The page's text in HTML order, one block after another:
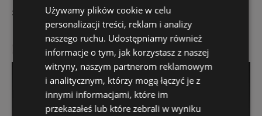
siłowni
Strona www
Używamy plików cookie w celu
personalizacji treści, reklam i analizy
naszego ruchu. Udostępniamy również
informacje o tym, jak korzystasz z naszej
witryny, naszym partnerom reklamowym
i analitycznym, którzy mogą łączyć je z
innymi informacjami, które im
przekazałeś lub które zebrali w wyniku